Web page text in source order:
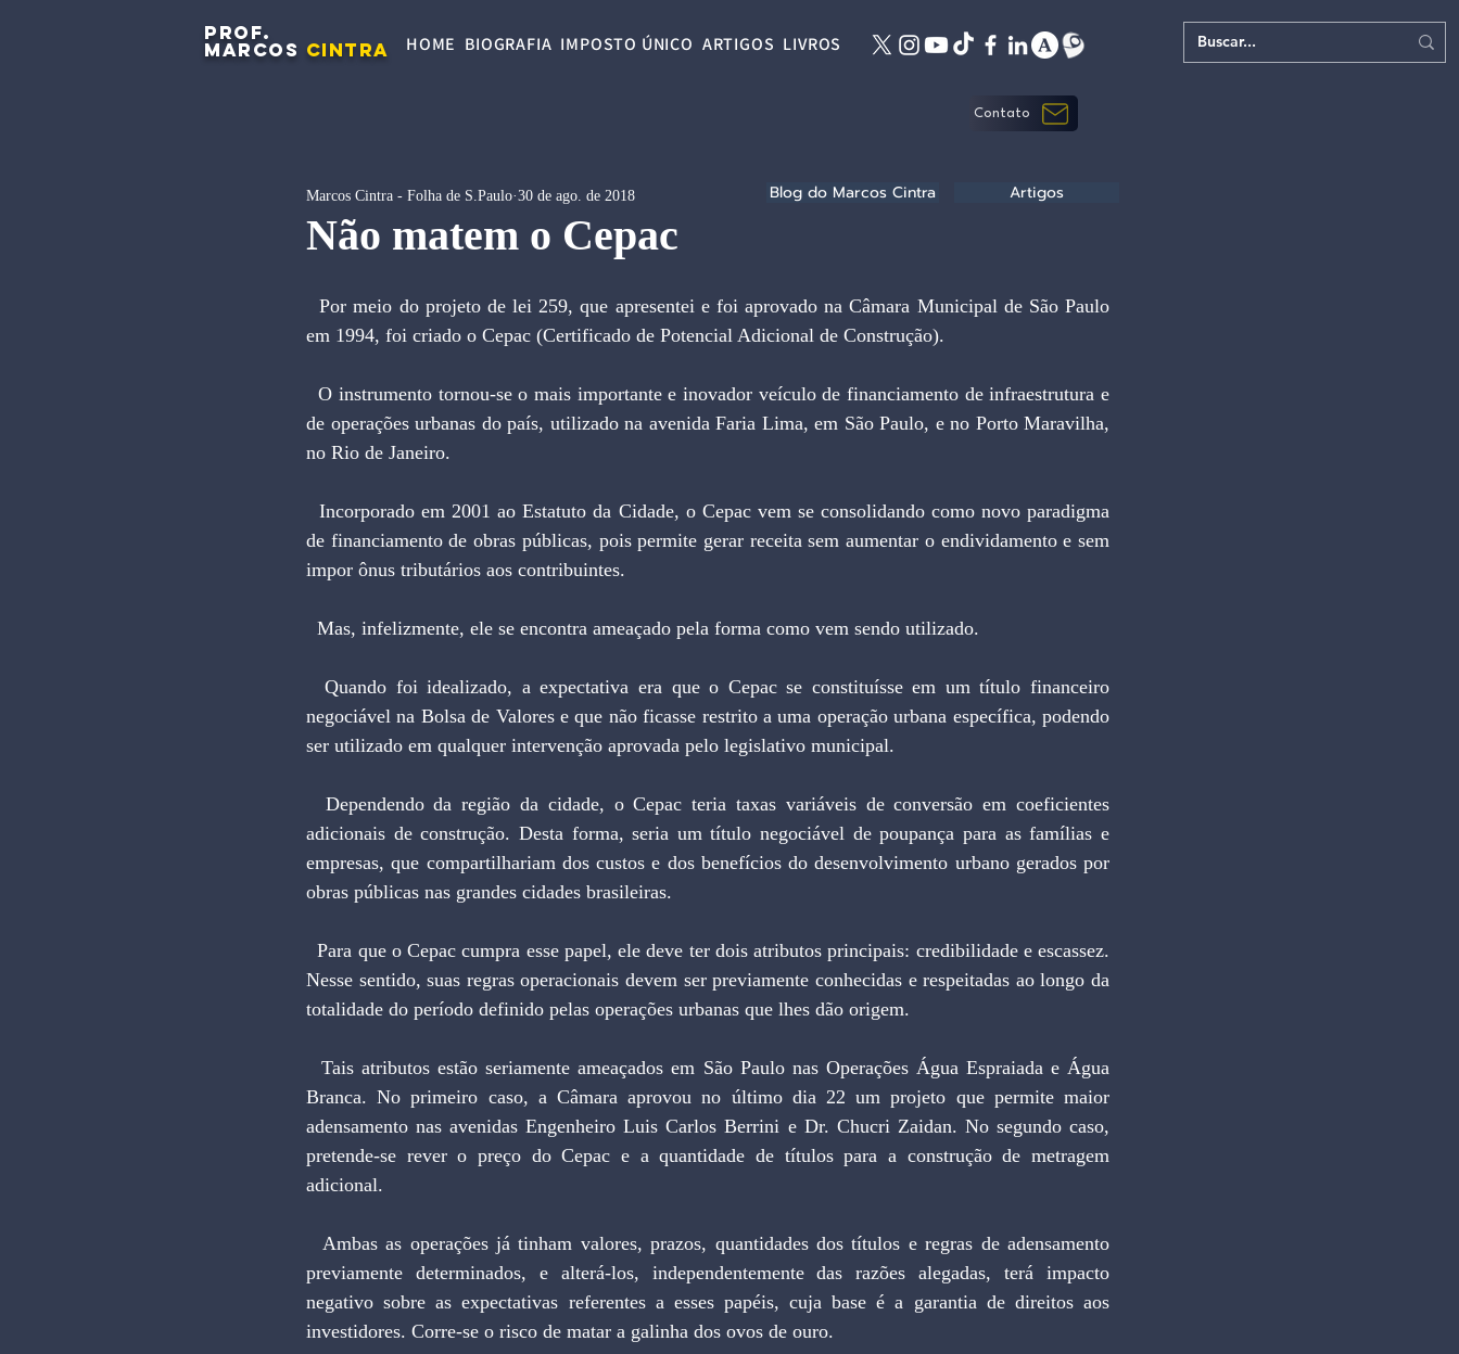
PROF.
MARCOS CINTRA HOME BIOGRAFIA IMPOSTO ÚNICO ARTIGOS LIVROS
Contato
Não matem o Cepac
Marcos Cintra - Folha de S.Paulo 30 de ago. de 2018
  Por meio do projeto de lei 259, que apresentei e foi aprovado na Câmara Municipal de São Paulo
em 1994, foi criado o Cepac (Certificado de Potencial Adicional de Construção).
  O instrumento tornou-se o mais importante e inovador veículo de financiamento de infraestrutura e
de operações urbanas do país, utilizado na avenida Faria Lima, em São Paulo, e no Porto Maravilha,
no Rio de Janeiro.
  Incorporado em 2001 ao Estatuto da Cidade, o Cepac vem se consolidando como novo paradigma
de financiamento de obras públicas, pois permite gerar receita sem aumentar o endividamento e sem
impor ônus tributários aos contribuintes.
  Mas, infelizmente, ele se encontra ameaçado pela forma como vem sendo utilizado.
  Quando foi idealizado, a expectativa era que o Cepac se constituísse em um título financeiro
negociável na Bolsa de Valores e que não ficasse restrito a uma operação urbana específica, podendo
ser utilizado em qualquer intervenção aprovada pelo legislativo municipal.
adicionais de construção. Desta forma, seria um título negociável de poupança para as famílias e
empresas, que compartilhariam dos custos e dos benefícios do desenvolvimento urbano gerados por
obras públicas nas grandes cidades brasileiras.
  Para que o Cepac cumpra esse papel, ele deve ter dois atributos principais: credibilidade e escassez.
Nesse sentido, suas regras operacionais devem ser previamente conhecidas e respeitadas ao longo da
totalidade do período definido pelas operações urbanas que lhes dão origem.
  Tais atributos estão seriamente ameaçados em São Paulo nas Operações Água Espraiada e Água
Branca. No primeiro caso, a Câmara aprovou no último dia 22 um projeto que permite maior
adensamento nas avenidas Engenheiro Luis Carlos Berrini e Dr. Chucri Zaidan. No segundo caso,
pretende-se rever o preço do Cepac e a quantidade de títulos para a construção de metragem
adicional.
previamente determinados, e alterá-los, independentemente das razões alegadas, terá impacto
negativo sobre as expectativas referentes a esses papéis, cuja base é a garantia de direitos aos
investidores. Corre-se o risco de matar a galinha dos ovos de ouro.
Blog do Marcos Cintra Artigos